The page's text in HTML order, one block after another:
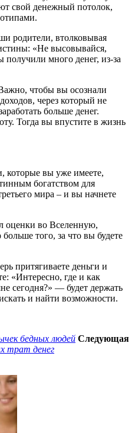
свой денежный потолок,
родители, втолковывая
«Не высовывайся,
много денег, из‑за
чтобы вы осознали
через который не
больше денег.
Тогда вы впустите в жизнь
которые вы уже имеете,
богатством для
мира – и вы начнете
оценки во Вселенную,
того, за что вы будете
притягиваете деньги и
«Интересно, где и как
сегодня?» — будет держать
и найти возможности.
бедных людей Следующая
трат денег